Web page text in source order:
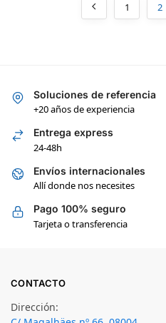
1 2
Soluciones de referencia
+20 años de experiencia
Entrega express
24-48h
Envíos internacionales
Allí donde nos necesites
Pago 100% seguro
Tarjeta o transferencia
CONTACTO
Dirección: